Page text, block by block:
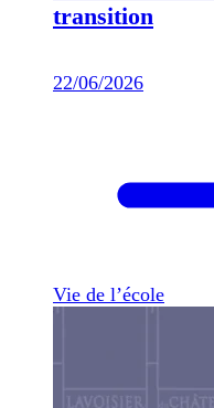
transition
22/06/2026
Vie de l’école